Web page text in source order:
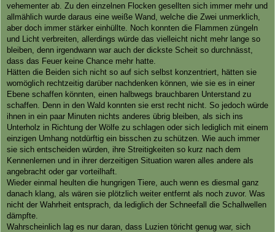
vehementer ab. Zu den einzelnen Flocken gesellten sich immer mehr und
allmählich wurde daraus eine weiße Wand, welche die Zwei unmerklich,
aber doch immer stärker einhüllte. Noch konnten die Flammen züngeln
und Licht verbreiten, allerdings würde das vielleicht nicht mehr lange so
bleiben, denn irgendwann war auch der dickste Scheit so durchnässt,
dass das Feuer keine Chance mehr hatte.
Hätten die Beiden sich nicht so auf sich selbst konzentriert, hätten sie
womöglich rechtzeitig darüber nachdenken können, wie sie es in einer
Ebene schaffen könnten, einen halbwegs brauchbaren Unterstand zu
schaffen. Denn in den Wald konnten sie erst recht nicht. So jedoch würde
ihnen in ein paar Minuten nichts anderes übrig bleiben, als sich ins
Unterholz in Richtung der Wölfe zu schlagen oder sich lediglich mit einem
einzigen Umhang notdürftig ein bisschen zu schützen. Wie auch immer
sie sich entscheiden würden, ihre Streitigkeiten so kurz nach dem
Kennenlernen und in ihrer derzeitigen Situation waren alles andere als
angebracht oder gar vorteilhaft.
Wieder einmal heulten die hungrigen Tiere, auch wenn es diesmal ganz
danach klang, als wären sie plötzlich weiter entfernt als noch zuvor. Was
nicht der Wahrheit entsprach, da lediglich der Schneefall die Schallwellen
dämpfte.
Wahrscheinlich lag es nur daran, dass Luzien töricht genug war, sich